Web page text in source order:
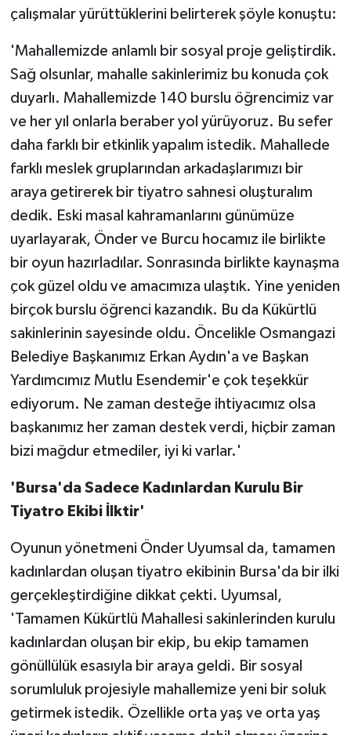
çalışmalar yürüttüklerini belirterek şöyle konuştu:
'Mahallemizde anlamlı bir sosyal proje geliştirdik.
Sağ olsunlar, mahalle sakinlerimiz bu konuda çok
duyarlı. Mahallemizde 140 burslu öğrencimiz var
ve her yıl onlarla beraber yol yürüyoruz. Bu sefer
daha farklı bir etkinlik yapalım istedik. Mahallede
farklı meslek gruplarından arkadaşlarımızı bir
araya getirerek bir tiyatro sahnesi oluşturalım
dedik. Eski masal kahramanlarını günümüze
uyarlayarak, Önder ve Burcu hocamız ile birlikte
bir oyun hazırladılar. Sonrasında birlikte kaynaşma
çok güzel oldu ve amacımıza ulaştık. Yine yeniden
birçok burslu öğrenci kazandık. Bu da Kükürtlü
sakinlerinin sayesinde oldu. Öncelikle Osmangazi
Belediye Başkanımız Erkan Aydın'a ve Başkan
Yardımcımız Mutlu Esendemir'e çok teşekkür
ediyorum. Ne zaman desteğe ihtiyacımız olsa
başkanımız her zaman destek verdi, hiçbir zaman
bizi mağdur etmediler, iyi ki varlar.'
'Bursa'da Sadece Kadınlardan Kurulu Bir
Tiyatro Ekibi İlktir'
Oyunun yönetmeni Önder Uyumsal da, tamamen
kadınlardan oluşan tiyatro ekibinin Bursa'da bir ilki
gerçekleştirdiğine dikkat çekti. Uyumsal,
'Tamamen Kükürtlü Mahallesi sakinlerinden kurulu
kadınlardan oluşan bir ekip, bu ekip tamamen
gönüllülük esasıyla bir araya geldi. Bir sosyal
sorumluluk projesiyle mahallemize yeni bir soluk
getirmek istedik. Özellikle orta yaş ve orta yaş